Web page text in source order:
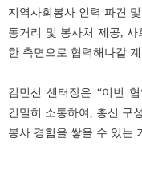
지역사회봉사 인력 파견
동거리 및 봉사처 제공,
한 측면으로 협력해나갈
김민선 센터장은 “이번
긴밀히 소통하여, 총신 구
봉사 경험을 쌓을 수 있는